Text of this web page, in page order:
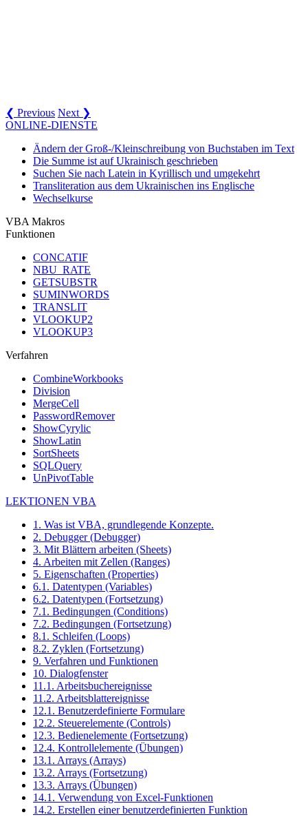
❮ Previous Next ❯
ONLINE-DIENSTE
Ändern der Groß-/Kleinschreibung von Buchstaben im Text
Die Summe ist auf Ukrainisch geschrieben
Suchen Sie nach Latein in Kyrillisch und umgekehrt
Transliteration aus dem Ukrainischen ins Englische
Wechselkurse
VBA Makros
Funktionen
CONCATIF
NBU_RATE
GETSUBSTR
SUMINWORDS
TRANSLIT
VLOOKUP2
VLOOKUP3
Verfahren
CombineWorkbooks
Division
MergeCell
PasswordRemover
ShowCyrylic
ShowLatin
SortSheets
SQLQuery
UnPivotTable
LEKTIONEN VBA
1. Was ist VBA, grundlegende Konzepte.
2. Debugger (Debugger)
3. Mit Blättern arbeiten (Sheets)
4. Arbeiten mit Zellen (Ranges)
5. Eigenschaften (Properties)
6.1. Datentypen (Variables)
6.2. Datentypen (Fortsetzung)
7.1. Bedingungen (Conditions)
7.2. Bedingungen (Fortsetzung)
8.1. Schleifen (Loops)
8.2. Zyklen (Fortsetzung)
9. Verfahren und Funktionen
10. Dialogfenster
11.1. Arbeitsbuchereignisse
11.2. Arbeitsblattereignisse
12.1. Benutzerdefinierte Formulare
12.2. Steuerelemente (Controls)
12.3. Bedienelemente (Fortsetzung)
12.4. Kontrollelemente (Übungen)
13.1. Arrays (Arrays)
13.2. Arrays (Fortsetzung)
13.3. Arrays (Übungen)
14.1. Verwendung von Excel-Funktionen
14.2. Erstellen einer benutzerdefinierten Funktion